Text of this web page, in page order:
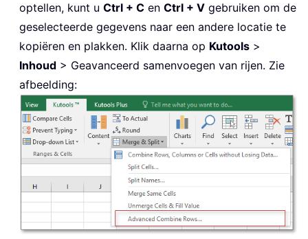
optellen, kunt u Ctrl + C en Ctrl + V gebruiken om de
geselecteerde gegevens naar een andere locatie te
kopiëren en plakken. Klik daarna op Kutools >
Inhoud > Geavanceerd samenvoegen van rijen. Zie
afbeelding: